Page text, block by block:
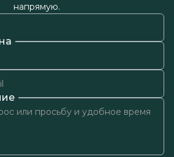
напрямую.